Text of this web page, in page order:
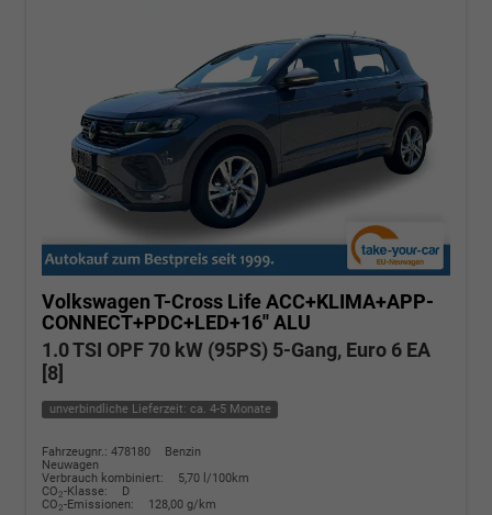
Volkswagen T-Cross Life ACC+KLIMA+APP-
CONNECT+PDC+LED+16'' ALU
1.0 TSI OPF 70 kW (95PS) 5-Gang, Euro 6 EA
[8]
unverbindliche Lieferzeit: ca. 4-5 Monate
Fahrzeugnr.: 478180
Benzin
Neuwagen
Verbrauch kombiniert:
5,70 l/100km
CO2-Klasse:
D
CO2-Emissionen: 128,00 g/km